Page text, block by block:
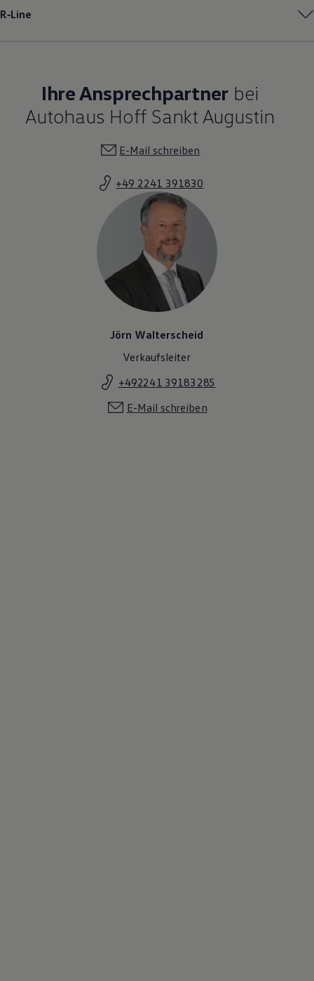
R‑Line
Ihre Ansprechpartner bei
Autohaus Hoff Sankt Augustin
E-Mail schreiben
+49 2241 391830
Jörn Walterscheid
Verkaufsleiter
+492241 39183285
E-Mail schreiben